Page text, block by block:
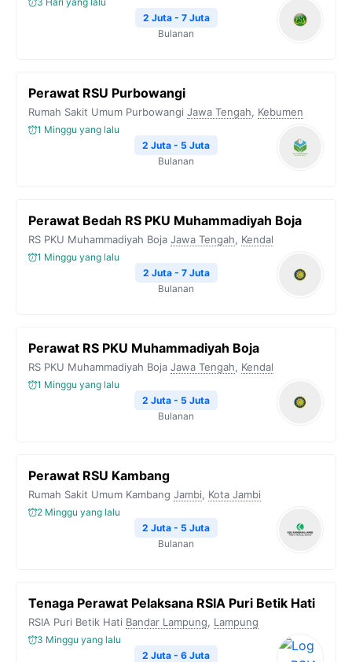
2 Juta - 7 Juta
Bulanan
Perawat RSU Purbowangi
Rumah Sakit Umum Purbowangi Jawa Tengah, Kebumen
1 Minggu yang lalu
2 Juta - 5 Juta
Bulanan
Perawat Bedah RS PKU Muhammadiyah Boja
RS PKU Muhammadiyah Boja Jawa Tengah, Kendal
1 Minggu yang lalu
2 Juta - 7 Juta
Bulanan
Perawat RS PKU Muhammadiyah Boja
RS PKU Muhammadiyah Boja Jawa Tengah, Kendal
1 Minggu yang lalu
2 Juta - 5 Juta
Bulanan
Perawat RSU Kambang
Rumah Sakit Umum Kambang Jambi, Kota Jambi
2 Minggu yang lalu
2 Juta - 5 Juta
Bulanan
Tenaga Perawat Pelaksana RSIA Puri Betik Hati
RSIA Puri Betik Hati Bandar Lampung, Lampung
3 Minggu yang lalu
2 Juta - 6 Juta